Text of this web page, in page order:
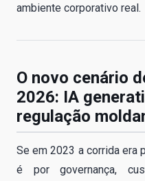
ambiente corporativo real.
O novo cenário
2026: IA
regulação
Se em 2023 a corrida era
é por governança,